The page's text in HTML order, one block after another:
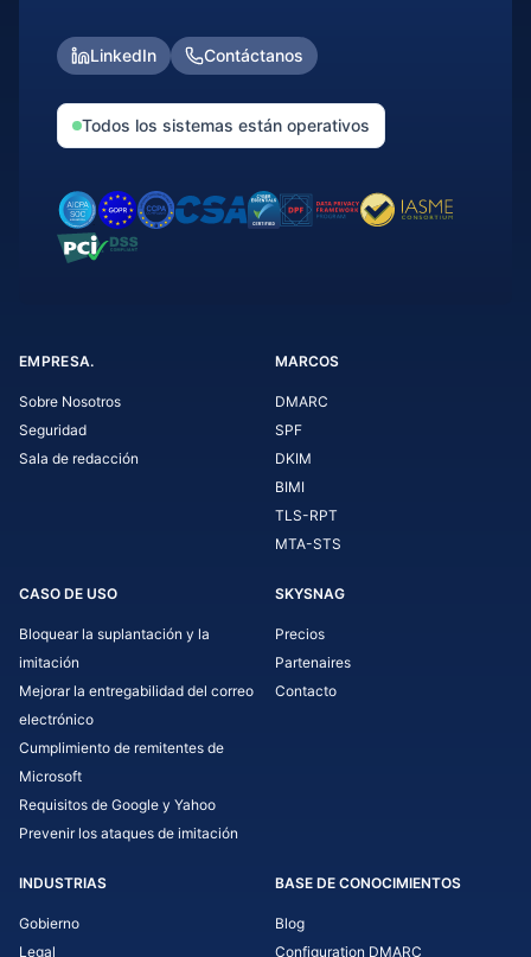
LinkedIn Contáctanos
Todos los sistemas están operativos
EMPRESA.
Sobre Nosotros
Seguridad
Sala de redacción
MARCOS
DMARC
SPF
DKIM
BIMI
TLS-RPT
MTA-STS
CASO DE USO
Bloquear la suplantación y la
imitación
Mejorar la entregabilidad del correo
electrónico
Cumplimiento de remitentes de
Microsoft
Requisitos de Google y Yahoo
Prevenir los ataques de imitación
SKYSNAG
Precios
Partenaires
Contacto
INDUSTRIAS
Gobierno
Legal
BASE DE CONOCIMIENTOS
Blog
Configuration DMARC